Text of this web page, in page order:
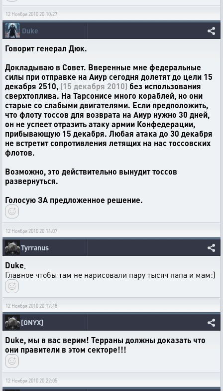
12 Ноября 2010 20:10:27
Duke
Говорит генерал Дюк.
Докладываю в Совет. Вверенные мне федеральные
силы при отправке на Аиур сегодня долетят до цели 15
декабря 2510, (15 декабря 2010) без использования
сверхтоплива. На Тарсонисе много кораблей, но они
старые со слабыми двигателями. Если предположить,
что флоту тоссов для возврата на Аиур нужно 30 дней,
он не успеет отразить атаку армии Конфедерации,
прибывающую 15 декабря. Любая атака до 30 декабря
не встретит сопротивления летящих на нас тоссовских
флотов.
Возможно, это действительно вынудит тоссов
развернуться.
Голосую ЗА предложенное решение.
12 Ноября 2010 20:14:07
Tyrranus
Duke
Главное чтобы там не нарисовали пару тысяч папа и мам:)
12 Ноября 2010 20:17:48
[ONYX]
Duke, мы в вас верим! Терраны должны доказать что
они правители в этом секторе!!!
12 Ноября 2010 20:22:05